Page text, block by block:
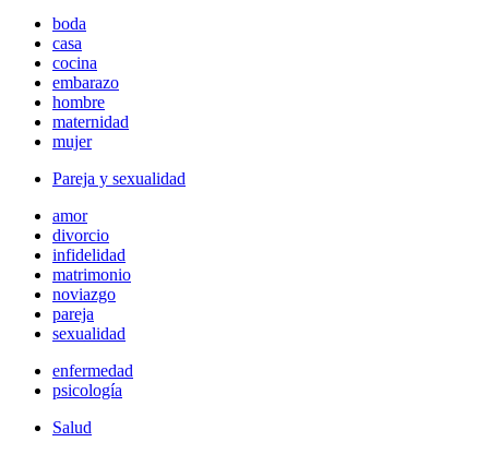
boda
casa
cocina
embarazo
hombre
maternidad
mujer
Pareja y sexualidad
amor
divorcio
infidelidad
matrimonio
noviazgo
pareja
sexualidad
enfermedad
psicología
Salud